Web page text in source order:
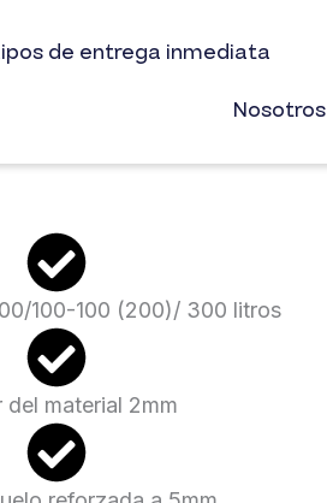
de entrega inmediata
Nosotros
100-100 (200)/ 300 litros
del material 2mm